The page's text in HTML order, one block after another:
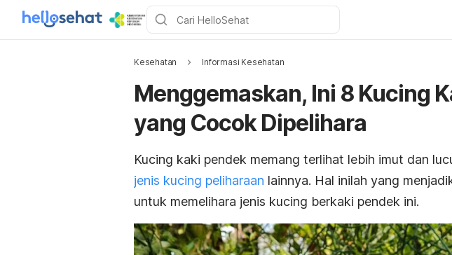
Kesehatan Informasi Kesehatan
Menggemaskan, Ini 8 Kucing
yang Cocok Dipelihara
Kucing kaki pendek memang terlihat lebih imut dan
jenis kucing peliharaan lainnya. Hal inilah yang
untuk memelihara jenis kucing berkaki pendek ini.